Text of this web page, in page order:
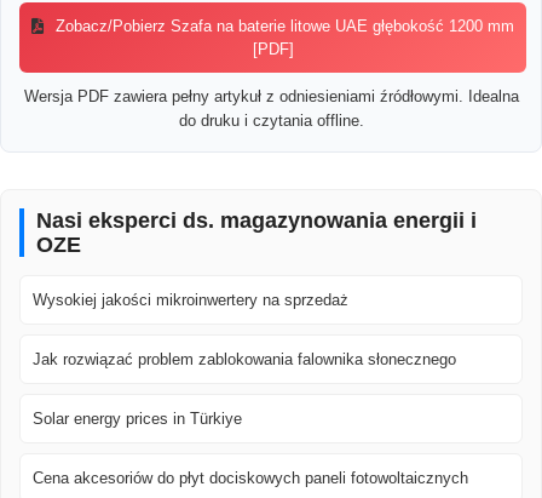
Zobacz/Pobierz Szafa na baterie litowe UAE głębokość 1200 mm
[PDF]
Wersja PDF zawiera pełny artykuł z odniesieniami źródłowymi. Idealna
do druku i czytania offline.
Nasi eksperci ds. magazynowania energii i
OZE
Wysokiej jakości mikroinwertery na sprzedaż
Jak rozwiązać problem zablokowania falownika słonecznego
Solar energy prices in Türkiye
Cena akcesoriów do płyt dociskowych paneli fotowoltaicznych